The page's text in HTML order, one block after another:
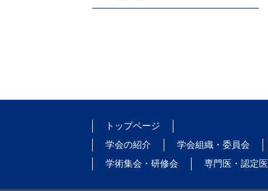
トップページ
学会の紹介
学会組織・委員会
学術集会・研修会
専門医・認定医